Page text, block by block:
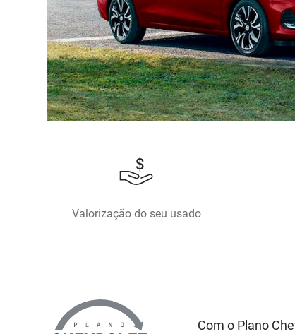
Valorização do seu usado
Com o Plano